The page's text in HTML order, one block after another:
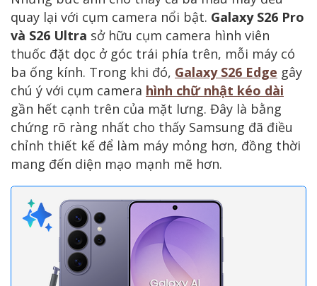
quay lại với cụm camera nổi bật. Galaxy S26 Pro
và S26 Ultra sở hữu cụm camera hình viên
thuốc đặt dọc ở góc trái phía trên, mỗi máy có
ba ống kính. Trong khi đó, Galaxy S26 Edge gây
chú ý với cụm camera hình chữ nhật kéo dài
gần hết cạnh trên của mặt lưng. Đây là bằng
chứng rõ ràng nhất cho thấy Samsung đã điều
chỉnh thiết kế để làm máy mỏng hơn, đồng thời
mang đến diện mạo mạnh mẽ hơn.